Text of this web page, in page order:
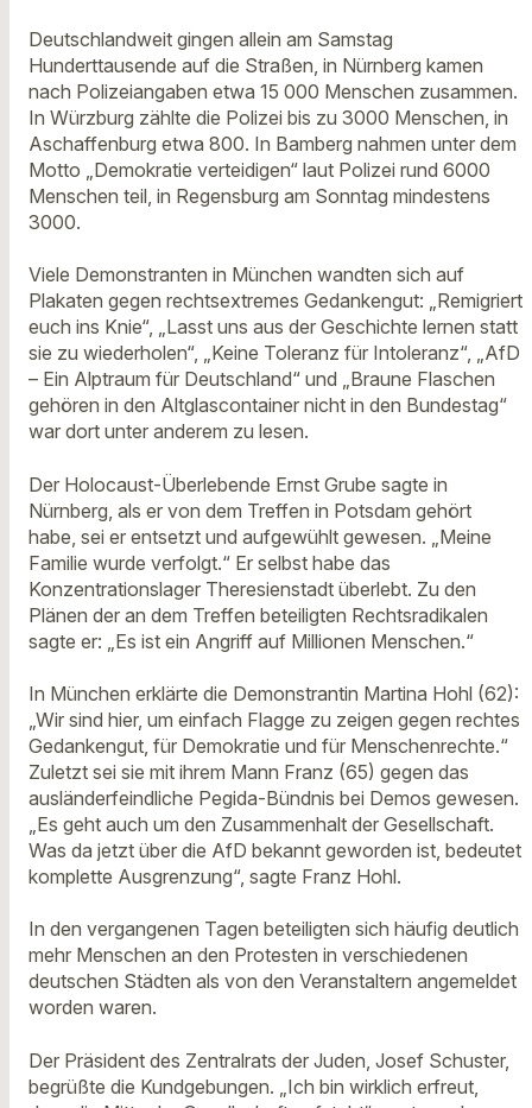
Deutschlandweit gingen allein am Samstag
Hunderttausende auf die Straßen, in Nürnberg kamen
nach Polizeiangaben etwa 15 000 Menschen zusammen.
In Würzburg zählte die Polizei bis zu 3000 Menschen, in
Aschaffenburg etwa 800. In Bamberg nahmen unter dem
Motto „Demokratie verteidigen“ laut Polizei rund 6000
Menschen teil, in Regensburg am Sonntag mindestens
3000.
Viele Demonstranten in München wandten sich auf
Plakaten gegen rechtsextremes Gedankengut: „Remigriert
euch ins Knie“, „Lasst uns aus der Geschichte lernen statt
sie zu wiederholen“, „Keine Toleranz für Intoleranz“, „AfD
– Ein Alptraum für Deutschland“ und „Braune Flaschen
gehören in den Altglascontainer nicht in den Bundestag“
war dort unter anderem zu lesen.
Der Holocaust-Überlebende Ernst Grube sagte in
Nürnberg, als er von dem Treffen in Potsdam gehört
habe, sei er entsetzt und aufgewühlt gewesen. „Meine
Familie wurde verfolgt.“ Er selbst habe das
Konzentrationslager Theresienstadt überlebt. Zu den
Plänen der an dem Treffen beteiligten Rechtsradikalen
sagte er: „Es ist ein Angriff auf Millionen Menschen.“
In München erklärte die Demonstrantin Martina Hohl (62):
„Wir sind hier, um einfach Flagge zu zeigen gegen rechtes
Gedankengut, für Demokratie und für Menschenrechte.“
Zuletzt sei sie mit ihrem Mann Franz (65) gegen das
ausländerfeindliche Pegida-Bündnis bei Demos gewesen.
„Es geht auch um den Zusammenhalt der Gesellschaft.
Was da jetzt über die AfD bekannt geworden ist, bedeutet
komplette Ausgrenzung“, sagte Franz Hohl.
In den vergangenen Tagen beteiligten sich häufig deutlich
mehr Menschen an den Protesten in verschiedenen
deutschen Städten als von den Veranstaltern angemeldet
worden waren.
Der Präsident des Zentralrats der Juden, Josef Schuster,
begrüßte die Kundgebungen. „Ich bin wirklich erfreut,